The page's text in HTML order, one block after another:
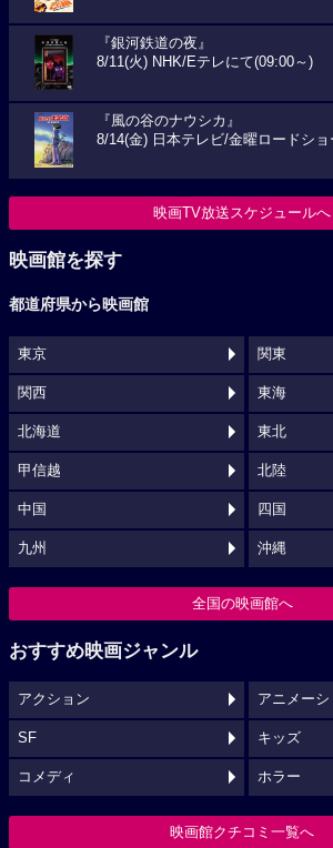
『銀河鉄道の夜』
8/11(火) NHK/Eテレにて(09:00～)
『風の谷のナウシカ』
8/14(金) 日本テレビ/金曜ロードシ
映画TV放送スケジュールへ
映画館を探す
都道府県から映画館
東京 関東
関西 東海
北海道 東北
甲信越 北陸
中国 四国
九州 沖縄
全国の映画館へ
おすすめ映画ジャンル
アクション アニメーシ
SF キッズ
コメディ ホラー
映画館クチコミ一覧へ